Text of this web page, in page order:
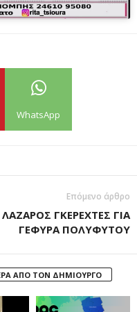
WhatsApp
Επόμενο άρθρο
ΛΑΖΑΡΟΣ ΓΚΕΡΕΧΤΕΣ ΓΙΑ
ΓΕΦΥΡΑ ΠΟΛΥΦΥΤΟΥ
ΑΠΟ ΤΟΝ ΔΗΜΙΟΥΡΓΟ